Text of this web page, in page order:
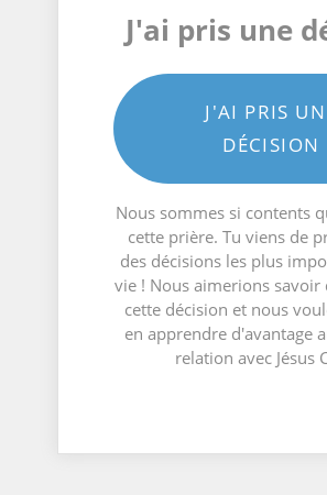
J'ai pris une
J'AI PRIS
DÉCISION
Nous sommes si contents
cette prière. Tu viens de
des décisions les plus
vie ! Nous aimerions savoir
cette décision et nous
en apprendre d'avantage
relation avec Jésus